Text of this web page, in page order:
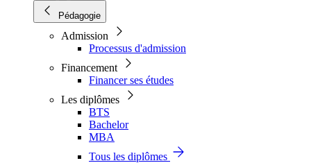
Pédagogie
Admission
Processus d'admission
Financement
Financer ses études
Les diplômes
BTS
Bachelor
MBA
Tous les diplômes